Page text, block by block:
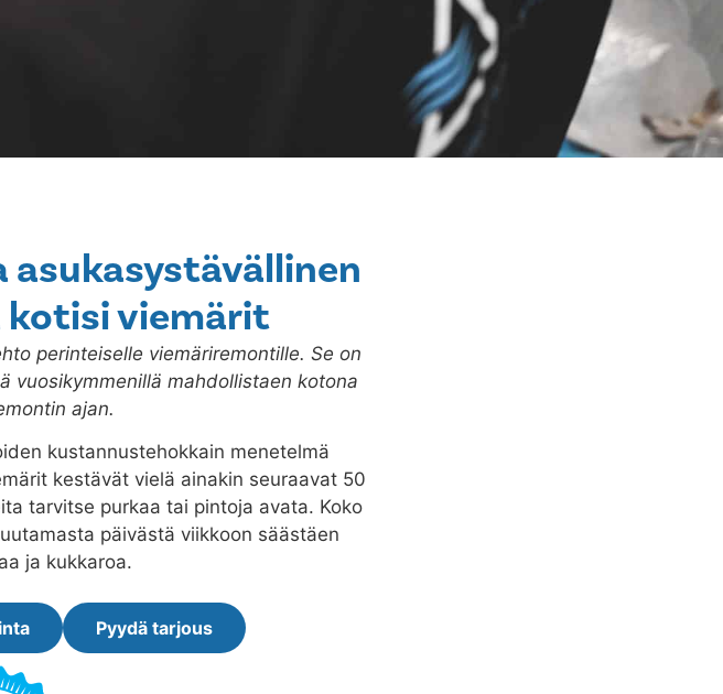
asukasystävällinen
viemärit
perinteiselle viemäriremontille. Se on
vuosikymmenillä mahdollistaen kotona
ajan.
kustannustehokkain menetelmä
kestävät vielä ainakin seuraavat 50
tarvitse purkaa tai pintoja avata. Koko
päivästä viikkoon säästäen
ja kukkaroa.
Pyydä tarjous